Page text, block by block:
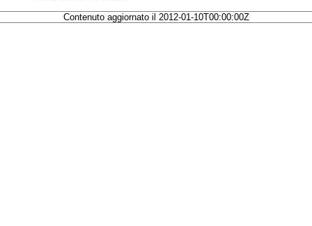
Contenuto aggiornato il 2012-01-10T00:00:00Z